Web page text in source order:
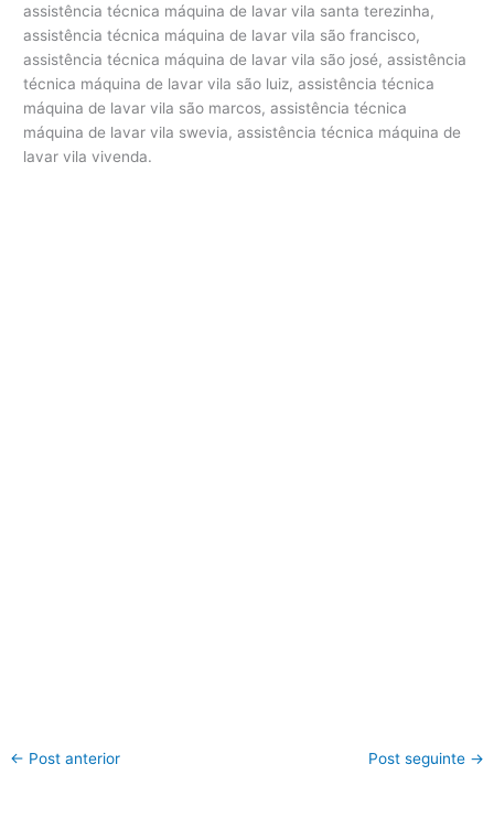
assistência técnica máquina de lavar vila santa terezinha,
assistência técnica máquina de lavar vila são francisco,
assistência técnica máquina de lavar vila são josé, assistência
técnica máquina de lavar vila são luiz, assistência técnica
máquina de lavar vila são marcos, assistência técnica
máquina de lavar vila swevia, assistência técnica máquina de
lavar vila vivenda.
← Post anterior Post seguinte →